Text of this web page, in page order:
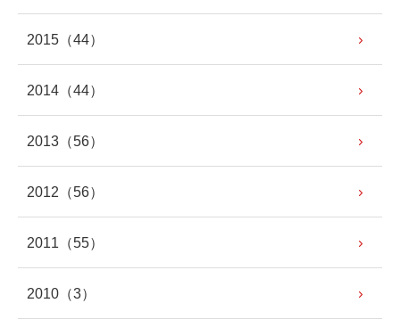
2015 （44）
2014 （44）
2013 （56）
2012 （56）
2011 （55）
2010 （3）